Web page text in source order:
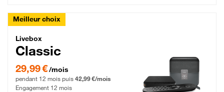
Meilleur choix
Livebox Classic Fibre
Livebox
Classic
29,99 € par mois pendant 12 mois puis 42,99 € par mois, Engagement 12 mois
29,99 €/mois
pendant 12 mois puis 42,99 €/mois
Engagement 12 mois